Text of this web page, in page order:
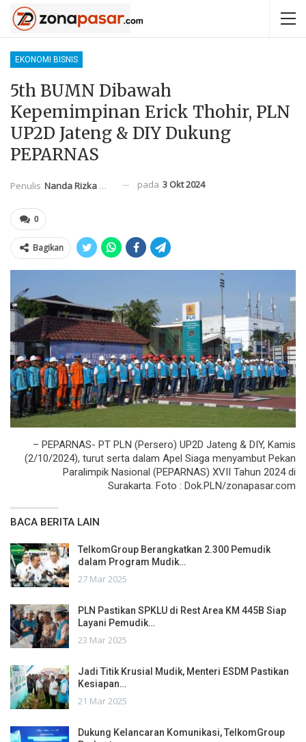
EKONOMI BISNIS
5th BUMN Dibawah
Kepemimpinan Erick Thohir, PLN
UP2D Jateng & DIY Dukung
PEPARNAS
Penulis Nanda Rizka Mahendra pada 3 Okt 2024
0
Bagikan
– PEPARNAS- PT PLN (Persero) UP2D Jateng & DIY, Kamis
(2/10/2024), turut serta dalam Apel Siaga menyambut Pekan
Paralimpik Nasional (PEPARNAS) XVII Tahun 2024 di
Surakarta. Foto : Dok.PLN/zonapasar.com
BACA BERITA LAIN
TelkomGroup Berangkatkan 2.300 Pemudik
dalam Program Mudik…
27 Mar 2025
PLN Pastikan SPKLU di Rest Area KM 445B Siap
Layani Pemudik…
23 Mar 2025
Jadi Titik Krusial Mudik, Menteri ESDM Pastikan
Kesiapan…
21 Mar 2025
Dukung Kelancaran Komunikasi, TelkomGroup